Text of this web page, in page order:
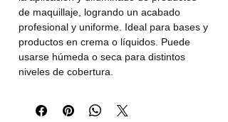
de maquillaje, logrando un acabado
profesional y uniforme. Ideal para bases y
productos en crema o líquidos. Puede
usarse húmeda o seca para distintos
niveles de cobertura.